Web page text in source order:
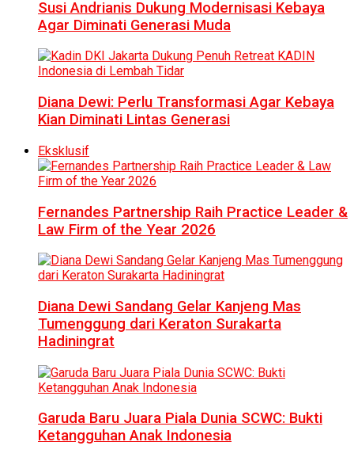
Susi Andrianis Dukung Modernisasi Kebaya
Agar Diminati Generasi Muda
Diana Dewi: Perlu Transformasi Agar Kebaya
Kian Diminati Lintas Generasi
Eksklusif
Fernandes Partnership Raih Practice Leader &
Law Firm of the Year 2026
Diana Dewi Sandang Gelar Kanjeng Mas
Tumenggung dari Keraton Surakarta
Hadiningrat
Garuda Baru Juara Piala Dunia SCWC: Bukti
Ketangguhan Anak Indonesia